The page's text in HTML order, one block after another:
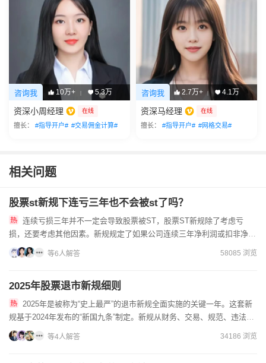
咨询我 10万+ | 5.3万
资深小周经理 在线
擅长： #指导开户# #交易佣金计算#
咨询我 2.7万+ | 4.1万
资深马经理 在线
擅长： #指导开户# #网格交易#
相关问题
股票st新规下连亏三年也不会被st了吗？
损，还要考虑其他因素。新规规定了如果公司连续三年净利润或扣非净利
润总有一个是负数，并且最近一年的审计报告显示公司持续经营能力...
等6人解答 58085 浏览
2025年股票退市新规细则
规基于2024年发布的“新国九条”制定。新规从财务、交易、规范、违法四
个维度构建了退市体系，财务类：组合指标更严：将主...
等4人解答 34186 浏览